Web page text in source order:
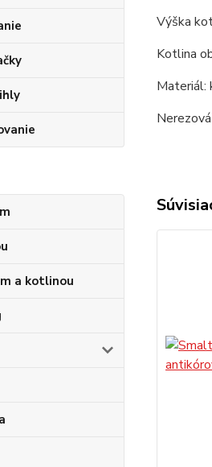
a kotlinou
Výška
Kotlina
Materiál: